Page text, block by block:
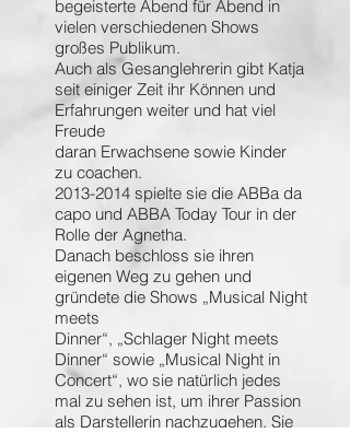
begeisterte Abend für Abend in
vielen verschiedenen Shows
großes Publikum.
Auch als Gesanglehrerin gibt Katja
seit einiger Zeit ihr Können und
Erfahrungen weiter und hat viel
Freude
daran Erwachsene sowie Kinder
zu coachen.
2013-2014 spielte sie die ABBa da
capo und ABBA Today Tour in der
Rolle der Agnetha.
Danach beschloss sie ihren
eigenen Weg zu gehen und
gründete die Shows „Musical Night
meets
Dinner“, „Schlager Night meets
Dinner“ sowie „Musical Night in
Concert“, wo sie natürlich jedes
mal zu sehen ist, um ihrer Passion
als Darstellerin nachzugehen. Sie